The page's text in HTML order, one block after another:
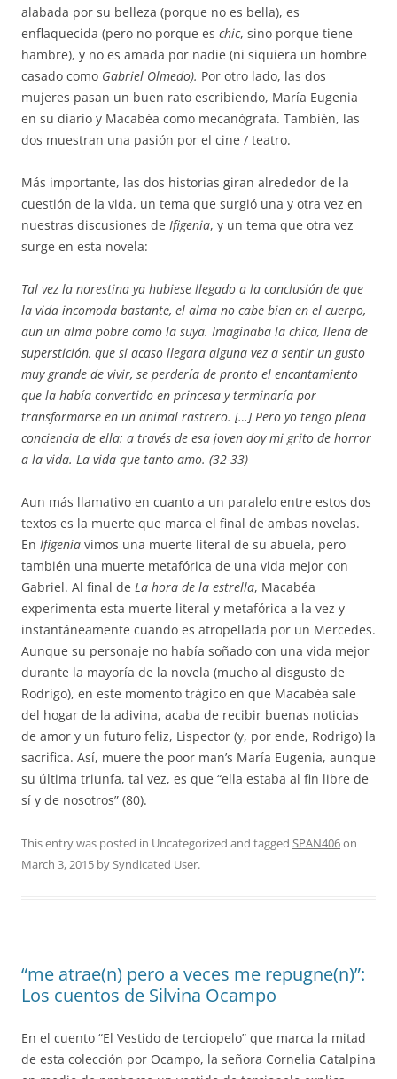
alabada por su belleza (porque no es bella), es
enflaquecida (pero no porque es chic, sino porque tiene
hambre), y no es amada por nadie (ni siquiera un hombre
casado como Gabriel Olmedo). Por otro lado, las dos
mujeres pasan un buen rato escribiendo, María Eugenia
en su diario y Macabéa como mecanógrafa. También, las
dos muestran una pasión por el cine / teatro.
Más importante, las dos historias giran alrededor de la
cuestión de la vida, un tema que surgió una y otra vez en
nuestras discusiones de Ifigenia, y un tema que otra vez
surge en esta novela:
Tal vez la norestina ya hubiese llegado a la conclusión de que
la vida incomoda bastante, el alma no cabe bien en el cuerpo,
aun un alma pobre como la suya. Imaginaba la chica, llena de
superstición, que si acaso llegara alguna vez a sentir un gusto
muy grande de vivir, se perdería de pronto el encantamiento
que la había convertido en princesa y terminaría por
transformarse en un animal rastrero. […] Pero yo tengo plena
conciencia de ella: a través de esa joven doy mi grito de horror
a la vida. La vida que tanto amo. (32-33)
Aun más llamativo en cuanto a un paralelo entre estos dos
textos es la muerte que marca el final de ambas novelas.
En Ifigenia vimos una muerte literal de su abuela, pero
también una muerte metafórica de una vida mejor con
Gabriel. Al final de La hora de la estrella, Macabéa
experimenta esta muerte literal y metafórica a la vez y
instantáneamente cuando es atropellada por un Mercedes.
Aunque su personaje no había soñado con una vida mejor
durante la mayoría de la novela (mucho al disgusto de
Rodrigo), en este momento trágico en que Macabéa sale
del hogar de la adivina, acaba de recibir buenas noticias
de amor y un futuro feliz, Lispector (y, por ende, Rodrigo) la
sacrifica. Así, muere the poor man’s María Eugenia, aunque
su última triunfa, tal vez, es que “ella estaba al fin libre de
sí y de nosotros” (80).
This entry was posted in Uncategorized and tagged SPAN406on
March 3, 2015 bySyndicated User.
“me atrae(n) pero a veces me repugne(n)”:
Los cuentos de Silvina Ocampo
En el cuento “El Vestido de terciopelo” que marca la mitad
de esta colección por Ocampo, la señora Cornelia Catalpina